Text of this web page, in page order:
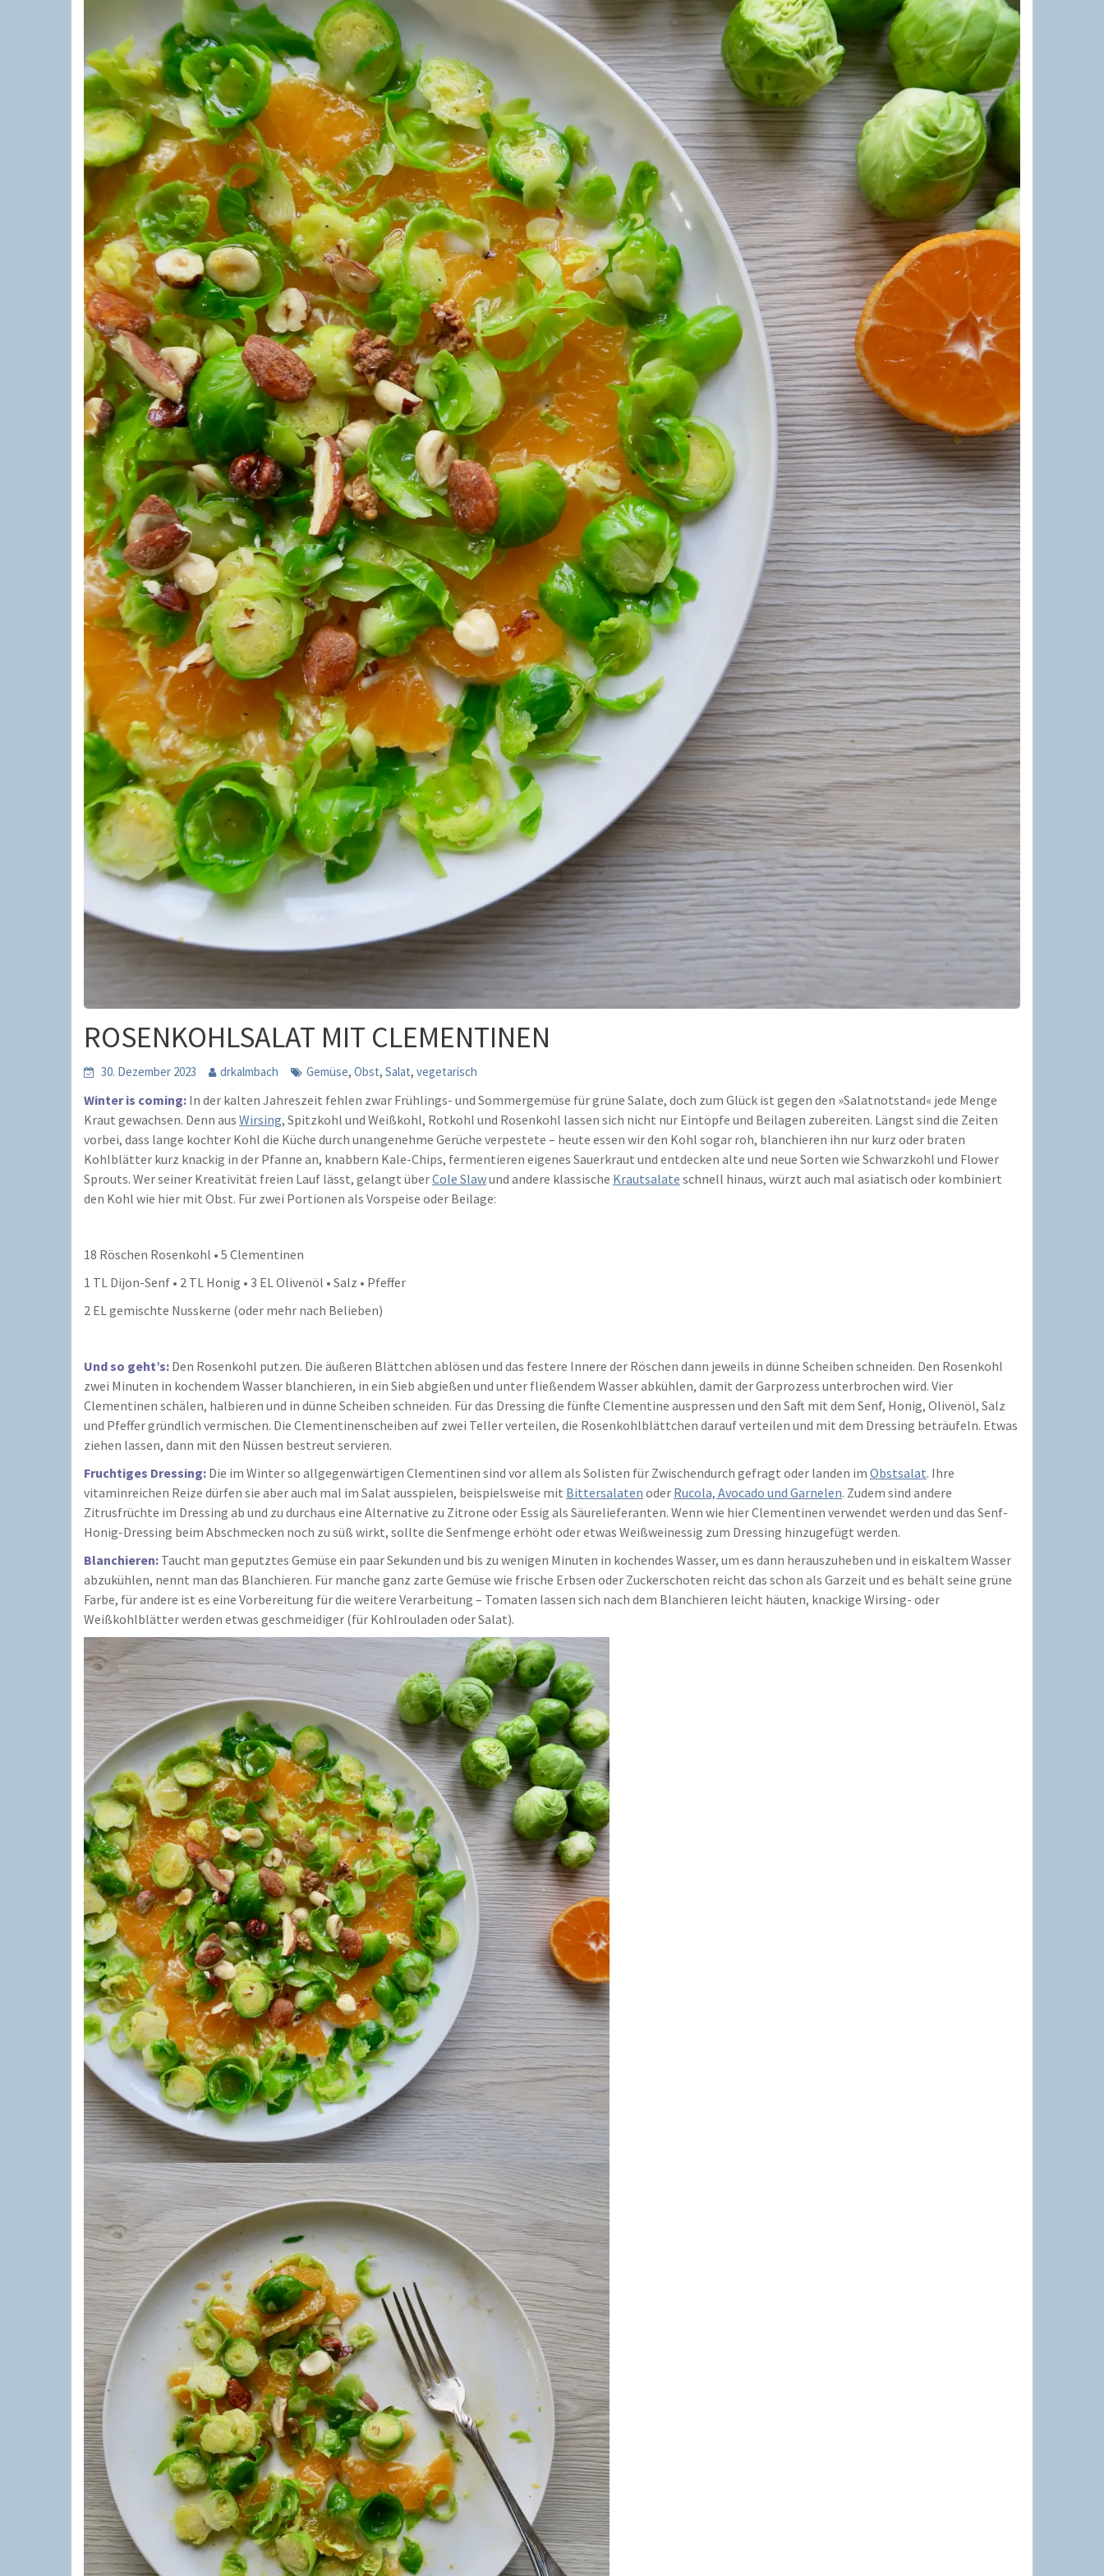
ROSENKOHLSALAT MIT CLEMENTINEN
30. Dezember 2023 drkalmbach Gemüse, Obst, Salat, vegetarisch
Winter is coming: In der kalten Jahreszeit fehlen zwar Frühlings- und Sommergemüse für grüne Salate, doch zum Glück ist gegen den »Salatnotstand« jede Menge
Kraut gewachsen. Denn aus Wirsing, Spitzkohl und Weißkohl, Rotkohl und Rosenkohl lassen sich nicht nur Eintöpfe und Beilagen zubereiten. Längst sind die Zeiten
vorbei, dass lange kochter Kohl die Küche durch unangenehme Gerüche verpestete – heute essen wir den Kohl sogar roh, blanchieren ihn nur kurz oder braten
Kohlblätter kurz knackig in der Pfanne an, knabbern Kale-Chips, fermentieren eigenes Sauerkraut und entdecken alte und neue Sorten wie Schwarzkohl und Flower
Sprouts. Wer seiner Kreativität freien Lauf lässt, gelangt überCole Slawund andere klassische Krautsalate schnell hinaus, würzt auch mal asiatisch oder kombiniert
den Kohl wie hier mit Obst. Für zwei Portionen als Vorspeise oder Beilage:
18 Röschen Rosenkohl • 5 Clementinen
1 TL Dijon-Senf • 2 TL Honig • 3 EL Olivenöl • Salz • Pfeffer
2 EL gemischte Nusskerne (oder mehr nach Belieben)
Und so geht’s: Den Rosenkohl putzen. Die äußeren Blättchen ablösen und das festere Innere der Röschen dann jeweils in dünne Scheiben schneiden. Den Rosenkohl
zwei Minuten in kochendem Wasser blanchieren, in ein Sieb abgießen und unter fließendem Wasser abkühlen, damit der Garprozess unterbrochen wird. Vier
Clementinen schälen, halbieren und in dünne Scheiben schneiden. Für das Dressing die fünfte Clementine auspressen und den Saft mit dem Senf, Honig, Olivenöl, Salz
und Pfeffer gründlich vermischen. Die Clementinenscheiben auf zwei Teller verteilen, die Rosenkohlblättchen darauf verteilen und mit dem Dressing beträufeln. Etwas
ziehen lassen, dann mit den Nüssen bestreut servieren.
Fruchtiges Dressing: Die im Winter so allgegenwärtigen Clementinen sind vor allem als Solisten für Zwischendurch gefragt oder landen im Obstsalat. Ihre
vitaminreichen Reize dürfen sie aber auch mal im Salat ausspielen, beispielsweise mit Bittersalaten oder Rucola, Avocado und Garnelen. Zudem sind andere
Zitrusfrüchte im Dressing ab und zu durchaus eine Alternative zu Zitrone oder Essig als Säurelieferanten. Wenn wie hier Clementinen verwendet werden und das Senf-
Honig-Dressing beim Abschmecken noch zu süß wirkt, sollte die Senfmenge erhöht oder etwas Weißweinessig zum Dressing hinzugefügt werden.
Blanchieren: Taucht man geputztes Gemüse ein paar Sekunden und bis zu wenigen Minuten in kochendes Wasser, um es dann herauszuheben und in eiskaltem Wasser
abzukühlen, nennt man das Blanchieren. Für manche ganz zarte Gemüse wie frische Erbsen oder Zuckerschoten reicht das schon als Garzeit und es behält seine grüne
Farbe, für andere ist es eine Vorbereitung für die weitere Verarbeitung – Tomaten lassen sich nach dem Blanchieren leicht häuten, knackige Wirsing- oder
Weißkohlblätter werden etwas geschmeidiger (für Kohlrouladen oder Salat).